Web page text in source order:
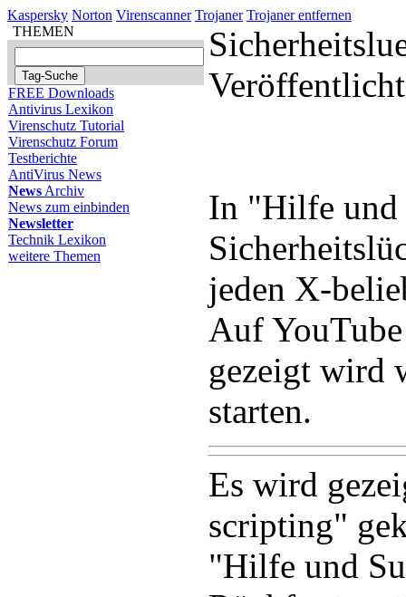
Kaspersky Norton Virenscanner Trojaner Trojaner entfernen
THEMEN
FREE Downloads
Antivirus Lexikon
Virenschutz Tutorial
Virenschutz Forum
Testberichte
AntiVirus News
News Archiv
News zum einbinden
Newsletter
Technik Lexikon
weitere Themen
In "Hilfe und
jeden X-
Auf
gezeigt wird
starten.
Es wird
scripting"
"Hilfe und